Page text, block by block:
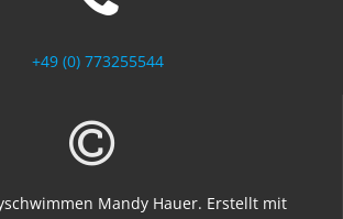
+49 (0) 773255544
Mandy Hauer. Erstellt mit